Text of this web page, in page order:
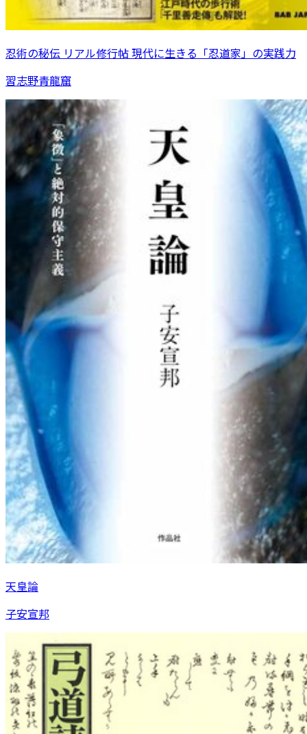
忍術の秘伝 リアル修行帖 現代に生きる「忍道家」の実践力
習志野青龍窟
天皇論
子安宣邦